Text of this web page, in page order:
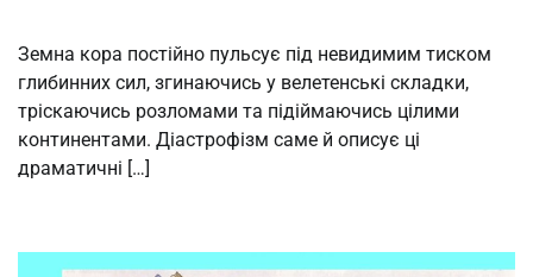
Земна кора постійно пульсує під невидимим тиском
глибинних сил, згинаючись у велетенські складки,
тріскаючись розломами та підіймаючись цілими
континентами. Діастрофізм саме й описує ці
драматичні […]